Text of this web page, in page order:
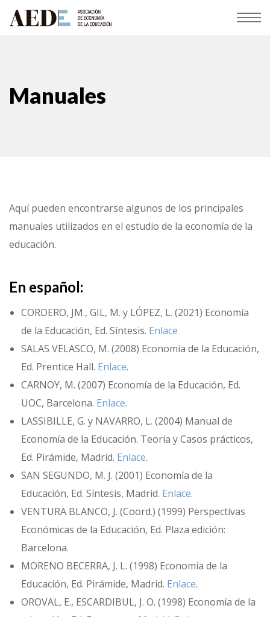
Manuales
Aquí pueden encontrarse algunos de los principales
manuales utilizados en el estudio de la economía de la
educación.
En español:
CORDERO, JM., GIL, M. y LÓPEZ, L. (2021) Economía
de la Educación, Ed. Síntesis. Enlace
SALAS VELASCO, M. (2008) Economía de la Educación,
Ed. Prentice Hall. Enlace.
CARNOY, M. (2007) Economía de la Educación, Ed.
UOC, Barcelona. Enlace.
LASSIBILLE, G. y NAVARRO, L. (2004) Manual de
Economía de la Educación. Teoría y Casos prácticos,
Ed. Pirámide, Madrid. Enlace.
SAN SEGUNDO, M. J. (2001) Economía de la
Educación, Ed. Síntesis, Madrid. Enlace.
VENTURA BLANCO, J. (Coord.) (1999) Perspectivas
Económicas de la Educación, Ed. Plaza edición:
Barcelona.
MORENO BECERRA, J. L. (1998) Economía de la
Educación, Ed. Pirámide, Madrid. Enlace.
OROVAL, E., ESCARDIBUL, J. O. (1998) Economía de la